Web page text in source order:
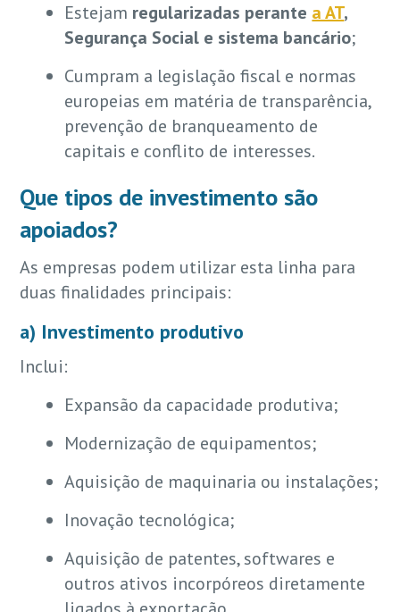
Estejam regularizadas perante a AT,
Segurança Social e sistema bancário;
Cumpram a legislação fiscal e normas
europeias em matéria de transparência,
prevenção de branqueamento de
capitais e conflito de interesses.
Que tipos de investimento são
apoiados?
As empresas podem utilizar esta linha para
duas finalidades principais:
a) Investimento produtivo
Inclui:
Expansão da capacidade produtiva;
Modernização de equipamentos;
Aquisição de maquinaria ou instalações;
Inovação tecnológica;
Aquisição de patentes, softwares e
outros ativos incorpóreos diretamente